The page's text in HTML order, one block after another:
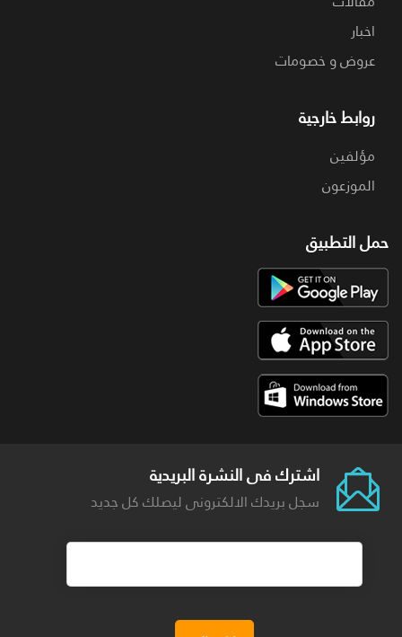
اخبار
عروض و خصومات
روابط خارجية
مؤلفين
الموزعون
حمل التطبيق
اشترك فى النشرة البريدية
سجل بريدك الالكترونى ليصلك كل جديد